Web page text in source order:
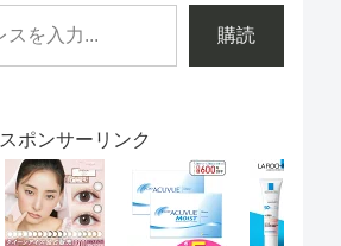
購読
スポンサーリンク